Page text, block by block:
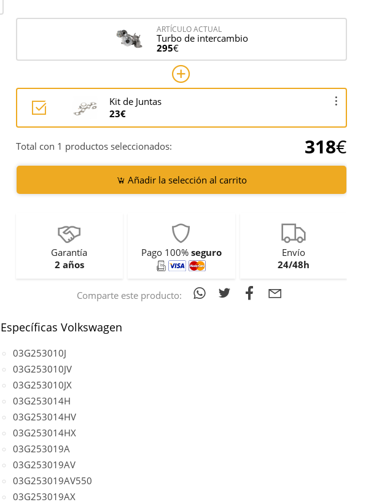
ARTÍCULO ACTUAL
Turbo de intercambio
295€
Kit de Juntas
23€
Total con 1 productos seleccionados: 318€
Añadir la selección al carrito
Garantía
2 años
Pago 100% seguro
Envío
24/48h
Comparte este producto:
Específicas Volkswagen
03G253010J
03G253010JV
03G253010JX
03G253014H
03G253014HV
03G253014HX
03G253019A
03G253019AV
03G253019AV550
03G253019AX